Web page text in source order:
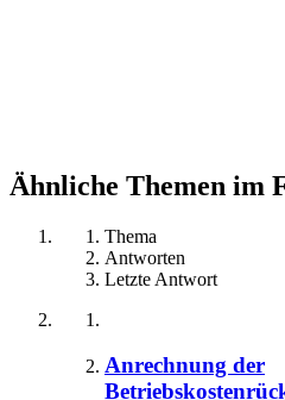
Ähnliche Themen im
Thema
Antworten
Letzte Antwort
Anrechnung der